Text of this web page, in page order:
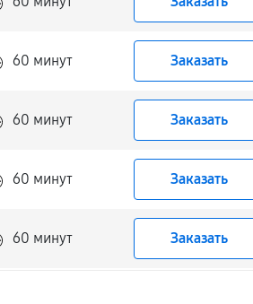
60 минут Заказать
60 минут Заказать
60 минут Заказать
60 минут Заказать